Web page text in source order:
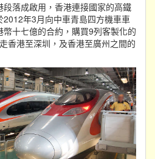
落成啟用，香港連接國家的高鐵
年3月向中車青島四方機車車
十七億的合約，購買9列客製化的
香港至深圳，及香港至廣州之間的